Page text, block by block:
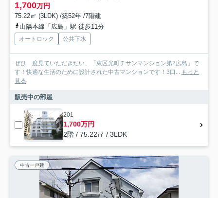
1,700万円
75.22㎡ (3LDK) /築52年 /7階建
山陽本線「広島」駅 徒歩11分
オートロック 公共下水
ぜひ一度見ていただきたい、「東区光町チサンマンション第2広島」で
す！快適な生活のために設計された中古マンションです！3口... もっと
見る
販売中の部屋
201
1,700万円
2階 / 75.22㎡ / 3LDK
中古一戸建